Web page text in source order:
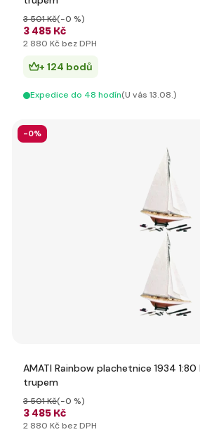
3 485 Kč
3 501 Kč(-0 %)
2 880 Kč bez DPH
+ 124 bodů
Expedice do 48 hodín(U vás 13.08.)
-0%
AMATI Rainbow plachetnice 1934
trupem
3 485 Kč
3 501 Kč(-0 %)
2 880 Kč bez DPH